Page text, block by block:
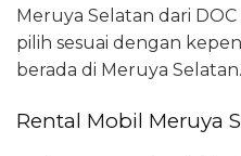
Meruya Selatan dari
pilih sesuai dengan
berada di Meruya Selatan.
Rental Mobil Meruya